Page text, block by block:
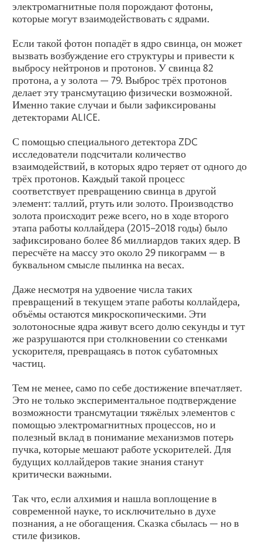
электромагнитные поля порождают фотоны,
которые могут взаимодействовать с ядрами.
Если такой фотон попадёт в ядро свинца, он может
вызвать возбуждение его структуры и привести к
выбросу нейтронов и протонов. У свинца 82
протона, а у золота — 79. Выброс трёх протонов
делает эту трансмутацию физически возможной.
Именно такие случаи и были зафиксированы
детекторами ALICE.
С помощью специального детектора ZDC
исследователи подсчитали количество
взаимодействий, в которых ядро теряет от одного до
трёх протонов. Каждый такой процесс
соответствует превращению свинца в другой
элемент: таллий, ртуть или золото. Производство
золота происходит реже всего, но в ходе второго
этапа работы коллайдера (2015–2018 годы) было
зафиксировано более 86 миллиардов таких ядер. В
пересчёте на массу это около 29 пикограмм — в
буквальном смысле пылинка на весах.
Даже несмотря на удвоение числа таких
превращений в текущем этапе работы коллайдера,
объёмы остаются микроскопическими. Эти
золотоносные ядра живут всего долю секунды и тут
же разрушаются при столкновении со стенками
ускорителя, превращаясь в поток субатомных
частиц.
Тем не менее, само по себе достижение впечатляет.
Это не только экспериментальное подтверждение
возможности трансмутации тяжёлых элементов с
помощью электромагнитных процессов, но и
полезный вклад в понимание механизмов потерь
пучка, которые мешают работе ускорителей. Для
будущих коллайдеров такие знания станут
критически важными.
Так что, если алхимия и нашла воплощение в
современной науке, то исключительно в духе
познания, а не обогащения. Сказка сбылась — но в
стиле физиков.